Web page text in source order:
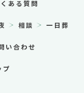
ある質問
相談 一日葬
い合わせ
プ